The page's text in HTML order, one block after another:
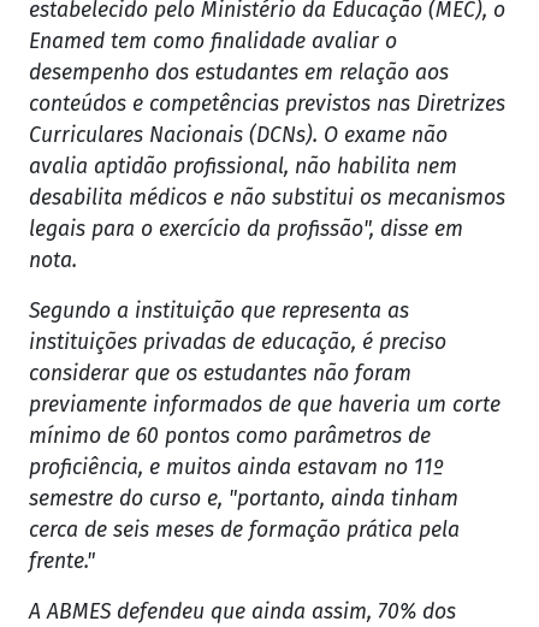
estabelecido pelo Ministério da Educação (MEC), o
Enamed tem como finalidade avaliar o
desempenho dos estudantes em relação aos
conteúdos e competências previstos nas Diretrizes
Curriculares Nacionais (DCNs). O exame não
avalia aptidão profissional, não habilita nem
desabilita médicos e não substitui os mecanismos
legais para o exercício da profissão", disse em
nota.
Segundo a instituição que representa as
instituições privadas de educação, é preciso
considerar que os estudantes não foram
previamente informados de que haveria um corte
mínimo de 60 pontos como parâmetros de
proficiência, e muitos ainda estavam no 11º
semestre do curso e, "portanto, ainda tinham
cerca de seis meses de formação prática pela
frente."
A ABMES defendeu que ainda assim, 70% dos